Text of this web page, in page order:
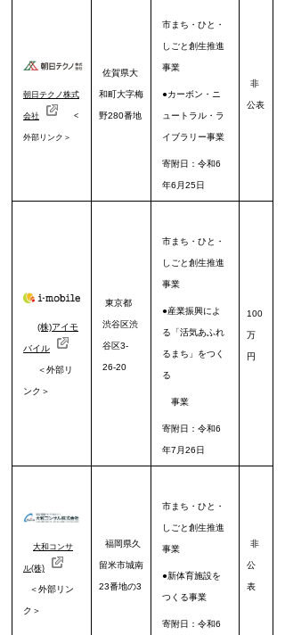
朝日テクノ株式
会社 <
外部リンク＞
佐賀県大
和町大字梅
野280番地
市まち・ひと・
しごと創生推進
事業
●カーボン・ニ
ュートラル・ラ
イブラリー事業
寄附日：令和6
年6月25日
非
公表
(株)アイモ
バイル
＜外部リ
ンク＞
東京都
渋谷区渋
谷区3-
26-20
市まち・ひと・
しごと創生推進
事業
●産業振興によ
る「活気あふれ
るまち」をつく
る
事業
寄附日：令和6
年7月26日
100
万
円
大和コンサ
ル(株)
＜外部リン
ク＞
福岡県久
留米市城南
23番地の3
市まち・ひと・
しごと創生推進
事業
●新体育施設を
つくる事業
寄附日：令和6
非
公
表